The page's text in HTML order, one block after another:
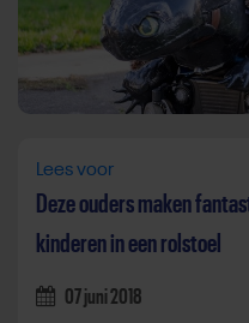
Lees voor
Deze ouders maken
kinderen in een rolstoel
07 juni 2018